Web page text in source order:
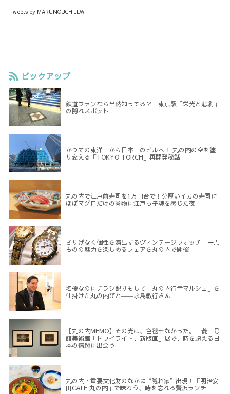
Tweets by MARUNOUCHI_LW
ピックアップ
鉄道ファンなら当然知ってる？ 東京駅「栄光と悲劇」
の隠れスポット
かつての東洋一から日本一のビルへ！ 丸の内の空を塗
り変える「TOKYO TORCH」再開発秘話
丸の内で江戸前寿司を1万円台で！分厚いイカの寿司に
ほぼマグロだけの巻物に江戸っ子魂を感じた夜
さりげなく個性を演出するヴィンテージウォッチ 一点
ものの魅力を楽しめるフェアを丸の内で開催
名優なのにチラシ配りもして「丸の内行幸マルシェ」を
仕掛けた丸の内びと――永島敏行さん
【丸の内MEMO】その光は、色褪せなかった。三菱一号
館美術館「トワイライト、新版画」展で、時を超える日
本の情趣に出会う
丸の内・重要文化財のなかに“隠れ家”出現！「明治安
田CAFE 丸の内」で味わう、時を忘れる贅沢ランチ